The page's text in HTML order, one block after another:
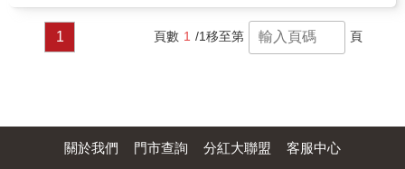
遠比現代來得低。這證明了統計學與「數據」
是商務人士必備的資訊判讀力！ 透過本書，就
算是文組腦的你也能輕鬆學會這門知識！ 本書
不會吧！
術洗牌玄機、俊男美女的黃金比例到輪盤、賭
馬輸贏的機率，乃至預測樂透中獎號碼、運動
歡喜？ ★ 一天可以學會五套魔術嗎？ ★ 誰是
MLB冠軍隊？ ★ 林書豪被交易的機率有多高？
1 頁數 1 /1移至第 頁
關於我們 門市查詢 分紅大聯盟 客服中心